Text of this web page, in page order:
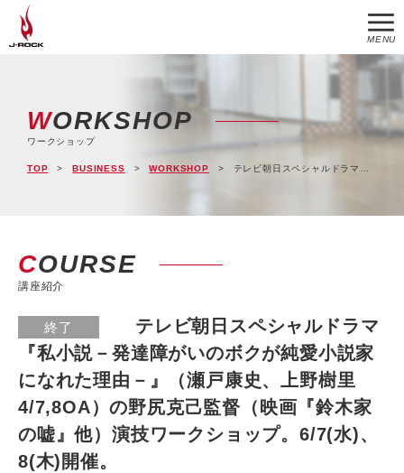
MENU
WORKSHOP
ワークショップ
TOP BUSINESS WORKSHOP テレビ朝日スペシャルドラマ『私小説－発達障がいのボクが純愛小説家になれた理由－』（瀬戸康史、上野樹里4/7,8OA）の野尻克己監督（映画『鈴木家の嘘』他）演技ワークショップ。6/7(水)、8(木)開催。
COURSE
講座紹介
終了
テレビ朝日スペシャルドラマ
『私小説－発達障がいのボクが純愛小説家
になれた理由－』（瀬戸康史、上野樹里
4/7,8OA）の野尻克己監督（映画『鈴木家
の嘘』他）演技ワークショップ。6/7(水)、
8(木)開催。